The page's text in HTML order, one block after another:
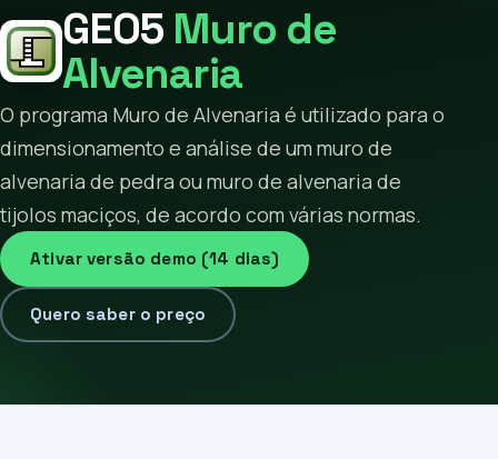
GEO5 Muro de
Alvenaria
O programa Muro de Alvenaria é utilizado para o
dimensionamento e análise de um muro de
alvenaria de pedra ou muro de alvenaria de
tijolos maciços, de acordo com várias normas.
Ativar versão demo (14 dias)
Quero saber o preço